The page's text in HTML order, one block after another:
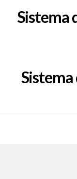
Sistema
Sistema